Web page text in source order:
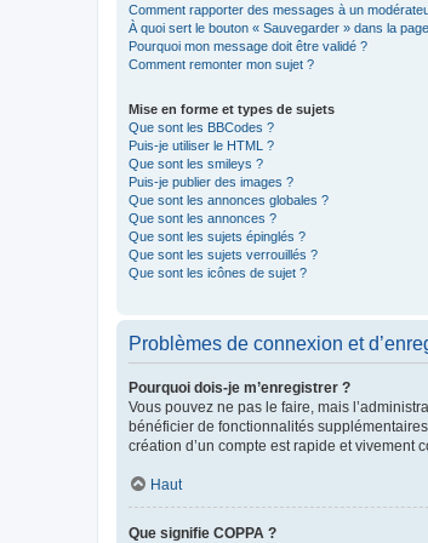
Comment rapporter des messages à un
À quoi sert le bouton « Sauvegarder » dans la
Pourquoi mon message doit être validé ?
Comment remonter mon sujet ?
Mise en forme et types de sujets
Que sont les BBCodes ?
Puis-je utiliser le HTML ?
Que sont les smileys ?
Puis-je publier des images ?
Que sont les annonces globales ?
Que sont les annonces ?
Que sont les sujets épinglés ?
Que sont les sujets verrouillés ?
Que sont les icônes de sujet ?
Problèmes de connexion et
Pourquoi dois-je m’enregistrer ?
Vous pouvez ne pas le faire, mais
bénéficier de fonctionnalités
création d’un compte est rapide et vivement
Haut
Que signifie COPPA ?